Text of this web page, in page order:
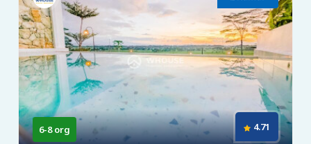
6-8 org 4.71